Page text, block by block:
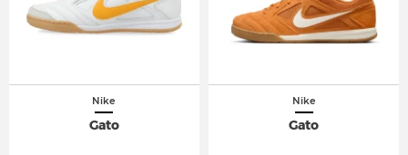
Nike
Gato
Nike
Gato